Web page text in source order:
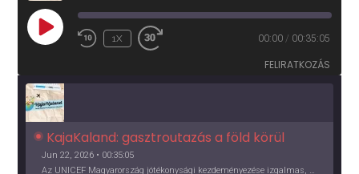
PLAY
EPISODE
1X 00:00 / 00:35:05
FELIRATKOZÁS
KajaKaland: gasztroutazás a föld körül
Jun 22, 2026 • 00:35:05
Az UNICEF Magyarország jótékonysági kezdeményezése izgalmas, egész éves világkörüli ízutazásra hív, igazi családi program és gasztroedukáció, illetve segítség a rászorulóknak is egyben.